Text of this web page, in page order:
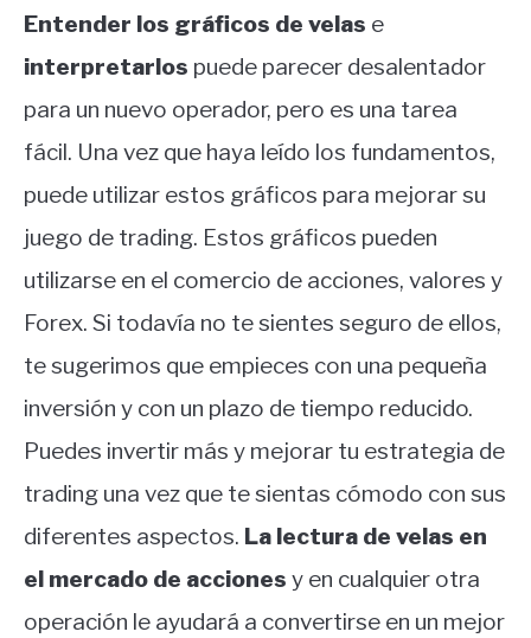
Entender los gráficos de velas e
interpretarlos puede parecer desalentador
para un nuevo operador, pero es una tarea
fácil. Una vez que haya leído los fundamentos,
puede utilizar estos gráficos para mejorar su
juego de trading. Estos gráficos pueden
utilizarse en el comercio de acciones, valores y
Forex. Si todavía no te sientes seguro de ellos,
te sugerimos que empieces con una pequeña
inversión y con un plazo de tiempo reducido.
Puedes invertir más y mejorar tu estrategia de
trading una vez que te sientas cómodo con sus
diferentes aspectos. La lectura de velas en
el mercado de acciones y en cualquier otra
operación le ayudará a convertirse en un mejor